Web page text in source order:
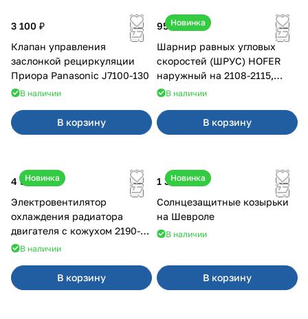
3 100 ₽
Клапан управления
заслонкой рециркуляции
Приора Panasonic J7100-130
В наличии
В корзину
Новинка
950 ₽
Шарнир равных угловых
скоростей (ШРУС) HOFER
наружный на 2108-2115,
2110-2112
В наличии
В корзину
Новинка
4 550 ₽
Электровентилятор
охлаждения радиатора
двигателя с кожухом 2190-
2194 н/о с кондиционером
В наличии
В корзину
Новинка
1 350 ₽
Солнцезащитные козырьки
на Шевроле
В наличии
В корзину